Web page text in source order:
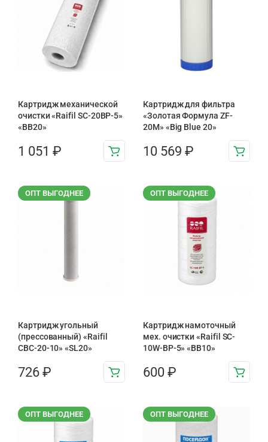
Картридж механической
очистки «Raifil SC-20BP-5»
«BB20»
1 051 ₽
Картридж для фильтра
«Золотая Формула ZF-
20М» «Big Blue 20»
10 569 ₽
ОПТ ВЫГОДНЕЕ
Картридж угольный
(прессованный) «Raifil
CBC-20-10» «SL20»
726 ₽
ОПТ ВЫГОДНЕЕ
Картридж намоточный
мех. очистки «Raifil SC-
10W-BP-5» «BB10»
600 ₽
ОПТ ВЫГОДНЕЕ ОПТ ВЫГОДНЕЕ